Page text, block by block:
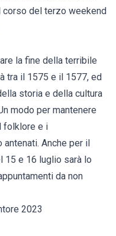
corso del terzo weekend
la fine della terribile
tra il 1575 e il 1577, ed
storia e della cultura
modo per mantenere
folklore e i
Anche per il
15 e 16 luglio sarà lo
da non
2023